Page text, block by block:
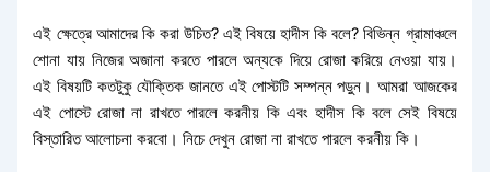
এই ক্ষেত্রে আমাদের কি করা উচিত? এই বিষয়ে হাদীস কি বলে? বিভিন্ন গ্রামাঞ্চলে
শোনা যায় নিজের অজানা করতে পারলে অন্যকে দিয়ে রোজা করিয়ে নেওয়া যায়।
এই বিষয়টি কতটুকু যৌক্তিক জানতে এই পোস্টটি সম্পন্ন পড়ুন। আমরা আজকের
এই পোস্টে রোজা না রাখতে পারলে করনীয় কি এবং হাদীস কি বলে সেই বিষয়ে
বিস্তারিত আলোচনা করবো। নিচে দেখুন রোজা না রাখতে পারলে করনীয় কি।